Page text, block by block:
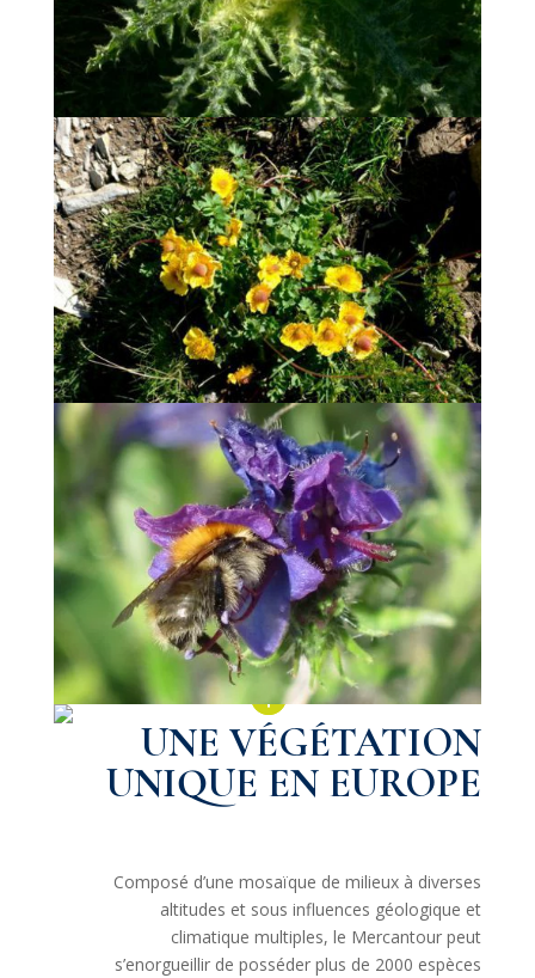
UNE VÉGÉTATION
UNIQUE EN EUROPE
Composé d’une mosaïque de milieux à diverses
altitudes et sous influences géologique et
climatique multiples, le Mercantour peut
s’enorgueillir de posséder plus de 2000 espèces